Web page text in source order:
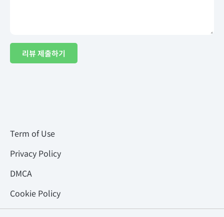
리뷰 제출하기
Term of Use
Privacy Policy
DMCA
Cookie Policy